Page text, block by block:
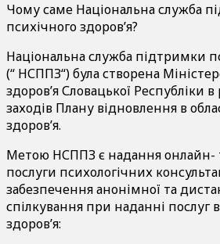
Чому саме Національна служба
психічного здоров’я?
Національна служба підтримки
(“ НСППЗ“) була створена
здоров’я Словацької Республіки в
заходів Плану відновлення в
здоров’я.
Метою НСППЗ є надання онлайн-
послуги психологічних
забезпечення анонімної та
спілкування при наданні послуг
здоров’я: